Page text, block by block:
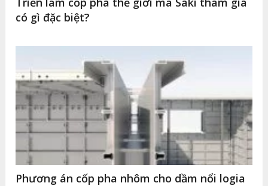
có gì đặc biệt?
Phương án cốp pha nhôm cho dầm nổi logia